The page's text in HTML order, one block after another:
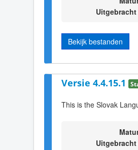
Bekijk bestanden
Versie 4.4.15.1
This is the Slovak